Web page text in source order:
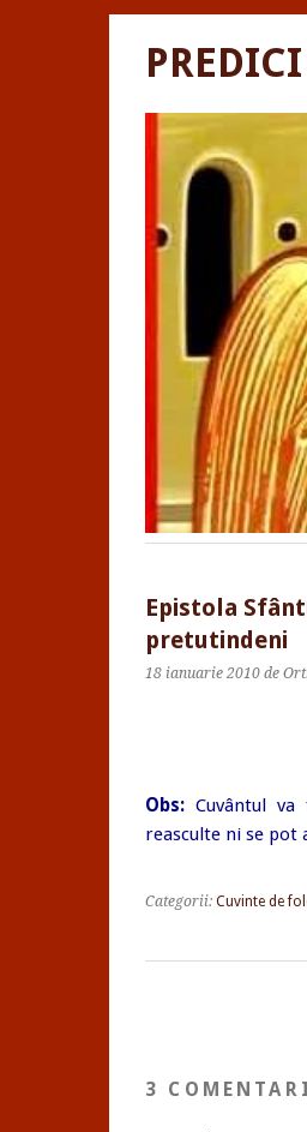
Epistola
pretutindeni
18 ianuarie 2010 de
Obs: Cuvântul
reasculte ni se
Categorii: Cuvinte de
3